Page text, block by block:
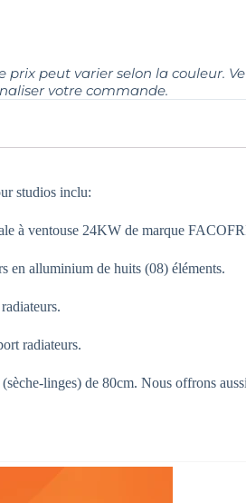
prix peut varier selon la couleur.
votre commande.
studios inclu:
à ventouse 24KW de marque
en alluminium de huits (08) éléments.
radiateurs.
linges) de 80cm. Nous offrons